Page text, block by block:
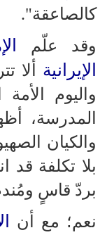
كالصاعقة".
وقد علّم
الإيرانية ألا
واليوم
المدرسة،
والكيان
بلا تكلفة قد
بردّ قاسٍ
نعم؛ مع أن